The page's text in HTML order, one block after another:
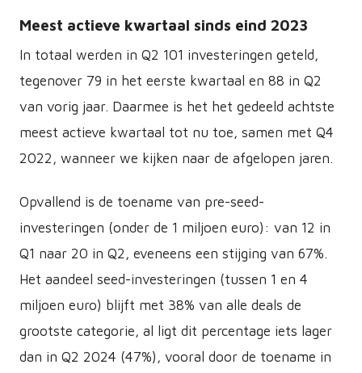
Meest actieve kwartaal sinds eind 2023
In totaal werden in Q2 101 investeringen geteld,
tegenover 79 in het eerste kwartaal en 88 in Q2
van vorig jaar. Daarmee is het het gedeeld achtste
meest actieve kwartaal tot nu toe, samen met Q4
2022, wanneer we kijken naar de afgelopen jaren.
Opvallend is de toename van pre-seed-
investeringen (onder de 1 miljoen euro): van 12 in
Q1 naar 20 in Q2, eveneens een stijging van 67%.
Het aandeel seed-investeringen (tussen 1 en 4
miljoen euro) blijft met 38% van alle deals de
grootste categorie, al ligt dit percentage iets lager
dan in Q2 2024 (47%), vooral door de toename in